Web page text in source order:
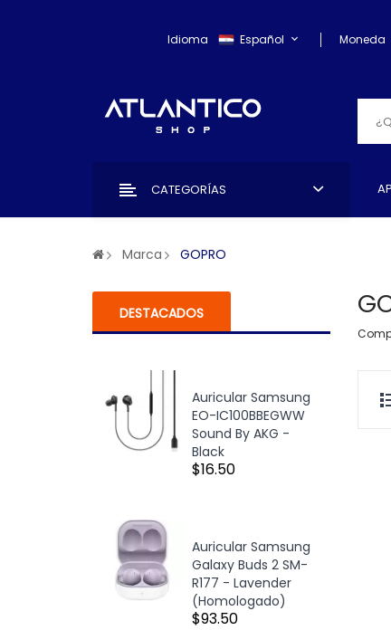
Idioma Español Moneda
CATEGORÍAS
Marca GOPRO
DESTACADOS
Auricular Samsung
EO-IC100BBEGWW
Sound By AKG -
Black
$16.50
Auricular Samsung
Galaxy Buds 2 SM-
R177 - Lavender
(Homologado)
$93.50